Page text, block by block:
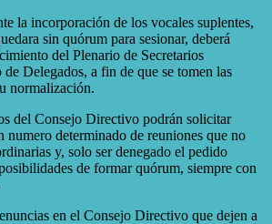
la incorporación de los vocales suplentes,
sin quórum para sesionar, deberá
del Plenario de Secretarios
de Delegados, a fin de que se tomen las
normalización.
del Consejo Directivo podrán solicitar
numero determinado de reuniones que no
y, solo ser denegado el pedido
de formar quórum, siempre con
en el Consejo Directivo que dejen a